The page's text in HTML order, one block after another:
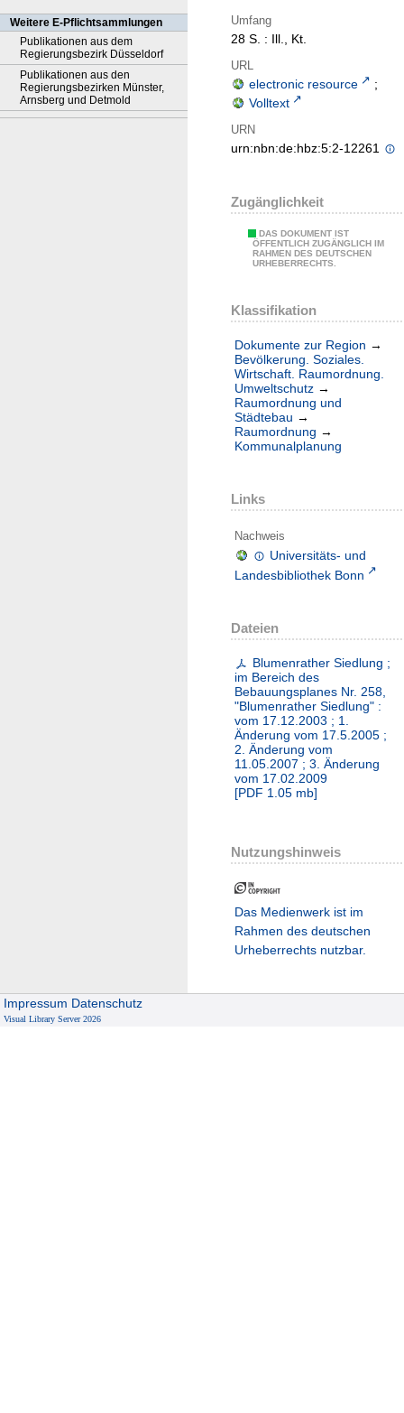
Weitere E-Pflichtsammlungen
Publikationen aus dem
Regierungsbezirk Düsseldorf
Publikationen aus den
Regierungsbezirken Münster,
Arnsberg und Detmold
Umfang
28 S. : Ill., Kt.
URL
electronic resource
;
Volltext
URN
urn:nbn:de:hbz:5:2-12261
Zugänglichkeit
DAS DOKUMENT IST
ÖFFENTLICH ZUGÄNGLICH IM
RAHMEN DES DEUTSCHEN
URHEBERRECHTS.
Klassifikation
Dokumente zur Region →
Bevölkerung. Soziales.
Wirtschaft. Raumordnung.
Umweltschutz →
Raumordnung und
Städtebau →
Raumordnung →
Kommunalplanung
Links
Nachweis
Universitäts- und
Landesbibliothek Bonn
Dateien
Blumenrather Siedlung ;
im Bereich des
Bebauungsplanes Nr. 258,
"Blumenrather Siedlung" :
vom 17.12.2003 ; 1.
Änderung vom 17.5.2005 ;
2. Änderung vom
11.05.2007 ; 3. Änderung
vom 17.02.2009
[PDF 1.05 mb]
Nutzungshinweis
Das Medienwerk ist im
Rahmen des deutschen
Urheberrechts nutzbar.
Impressum Datenschutz
Visual Library Server 2026